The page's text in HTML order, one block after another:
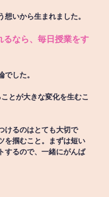
いから生まれました。
るなら、毎日授業をす
した。
とが大きな変化を生むこ
けるのはとても大切で
を掴むこと。まずは短い
するので、一緒にがんば